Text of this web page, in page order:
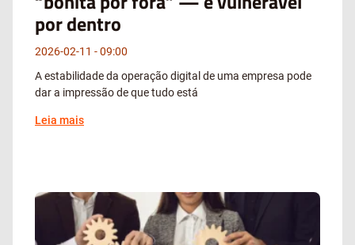
por dentro
2026-02-11
09:00
A estabilidade da operação digital de uma empresa pode
dar a impressão de que tudo está
Leia mais